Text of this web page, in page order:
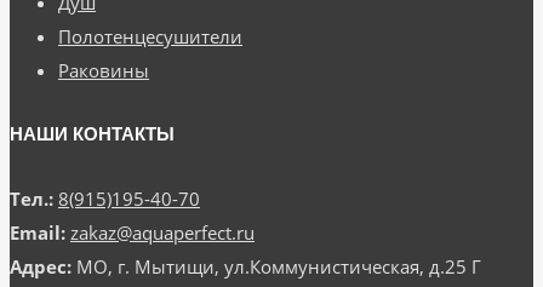
Полотенцесушители
Раковины
НАШИ КОНТАКТЫ
Тел.: 8(915)195-40-70
Email: zakaz@aquaperfect.ru
Адрес: МО, г. Мытищи, ул.Коммунистическая, д.25 Г